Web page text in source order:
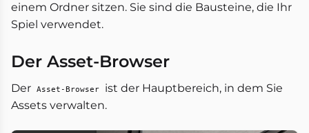
einem Ordner sitzen. Sie sind die Bausteine, die Ihr
Spiel verwendet.
Der Asset-Browser
Der Asset-Browser
ist der Hauptbereich, in dem Sie
Assets verwalten.